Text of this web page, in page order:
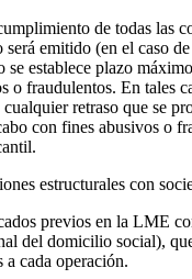
de todas las
emitido (en el caso
establece plazo
fraudulentos. En
retraso que se
con fines abusivos
estructurales con
previos en la LME
del domicilio social),
a cada operación.